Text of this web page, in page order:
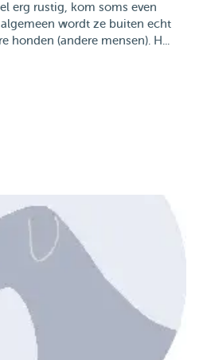
erg rustig, kom soms even
wordt ze buiten echt
honden (andere mensen). H...